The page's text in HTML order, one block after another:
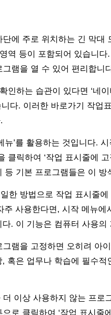
에 주로 위치하는 긴 막대
역 등이 포함되어 있습니
램을 열 수 있어 편리합니
인하는 습관이 있다면 ‘네
다. 이러한 바로가기 작업
뉴’를 활용하는 것입니다.
클릭하여 ‘작업 표시줄에
등 기본 프로그램들은 이
한 방법으로 작업 표시줄
사용한다면, 시작 메뉴에
다. 이 기능은 컴퓨터 사용
램을 고정하면 오히려 아
혹은 업무나 학습에 필수
이상 사용하지 않는 프로
로 클릭하여 ‘작업 표시줄